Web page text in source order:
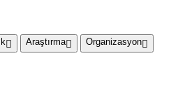
Araştırma
Organizasyon